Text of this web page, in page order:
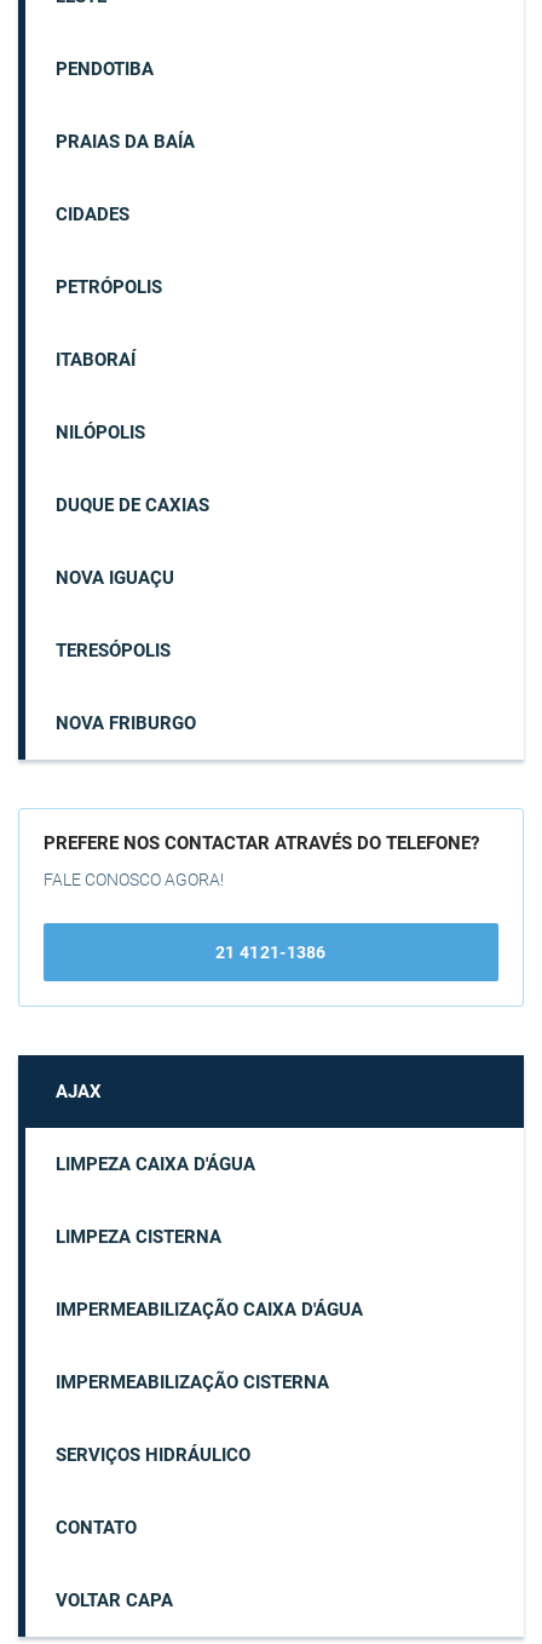
PENDOTIBA
PRAIAS DA BAÍA
CIDADES
PETRÓPOLIS
ITABORAÍ
NILÓPOLIS
DUQUE DE CAXIAS
NOVA IGUAÇU
TERESÓPOLIS
NOVA FRIBURGO
PREFERE NOS CONTACTAR ATRAVÉS DO TELEFONE?
FALE CONOSCO AGORA!
21 4121-1386
AJAX
LIMPEZA CAIXA D'ÁGUA
LIMPEZA CISTERNA
IMPERMEABILIZAÇÃO CAIXA D'ÁGUA
IMPERMEABILIZAÇÃO CISTERNA
SERVIÇOS HIDRÁULICO
CONTATO
VOLTAR CAPA